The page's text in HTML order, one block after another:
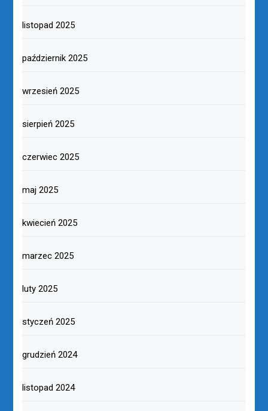
listopad 2025
październik 2025
wrzesień 2025
sierpień 2025
czerwiec 2025
maj 2025
kwiecień 2025
marzec 2025
luty 2025
styczeń 2025
grudzień 2024
listopad 2024